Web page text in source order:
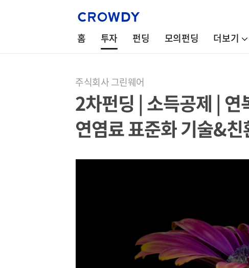
홈 투자 펀딩 모의펀딩 더보기
주식회사 그린웨어
2차펀딩 | 소득공제 |
연염료 표준화 기술&